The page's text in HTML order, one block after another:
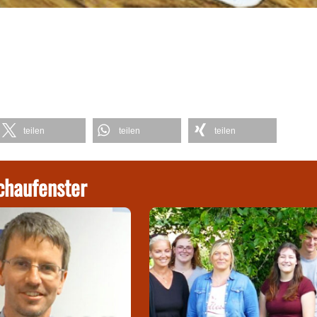
teilen teilen teilen